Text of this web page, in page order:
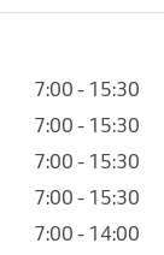
7:00 - 15:30
7:00 - 15:30
7:00 - 15:30
7:00 - 15:30
7:00 - 14:00